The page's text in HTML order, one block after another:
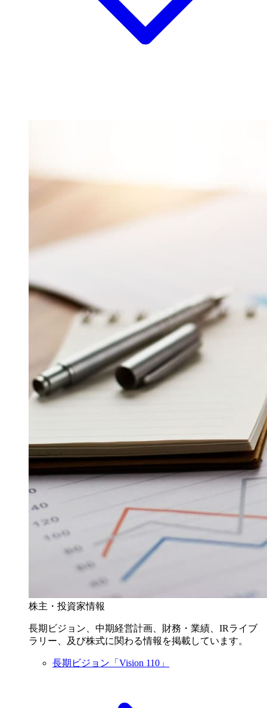
株主・投資家情報
長期ビジョン、中期経営計画、財務・業績、IRライブ
ラリー、及び株式に関わる情報を掲載しています。
長期ビジョン「Vision 110」